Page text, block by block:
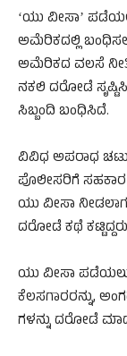
ʻಯು ವೀಸಾʼ
ಅಮೆರಿಕದಲ್ಲಿ
ಅಮೆರಿಕದ ವಲಸೆ
ನಕಲಿ ದರೋಡೆ
ಸಿಬ್ಬಂದಿ ಬಂಧಿಸಿದೆ.
ವಿವಿಧ ಅಪರಾಧ
ಪೊಲೀಸರಿಗೆ
ಯು ವೀಸಾ
ದರೋಡೆ ಕಥೆ
ಯು ವೀಸಾ
ಕೆಲಸಗಾರರನ್ನು,
ಗಳನ್ನು ದರೋಡೆ